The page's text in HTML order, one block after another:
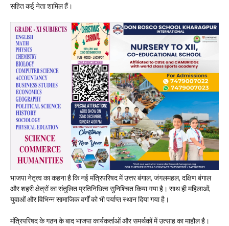
सहित कई नेता शामिल हैं।
भाजपा नेतृत्व का कहना है कि नई मंत्रिपरिषद में उत्तर बंगाल, जंगलमहल, दक्षिण बंगाल
और शहरी क्षेत्रों का संतुलित प्रतिनिधित्व सुनिश्चित किया गया है। साथ ही महिलाओं,
युवाओं और विभिन्न सामाजिक वर्गों को भी पर्याप्त स्थान दिया गया है।
मंत्रिपरिषद के गठन के बाद भाजपा कार्यकर्ताओं और समर्थकों में उत्साह का माहौल है।